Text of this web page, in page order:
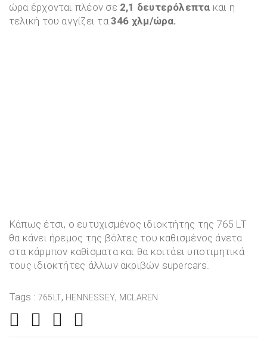
ώρα έρχονται πλέον σε 2,1 δευτερόλεπτα και η
τελική του αγγίζει τα 346 χλμ/ώρα.
Κάπως έτσι, ο ευτυχισμένος ιδιοκτήτης της 765 LT
θα κάνει ήρεμος της βόλτες του καθισμένος άνετα
στα κάρμπον καθίσματα και θα κοιτάει υποτιμητικά
τους ιδιοκτήτες άλλων ακριβών supercars.
Tags : 765LT, HENNESSEY, MCLAREN